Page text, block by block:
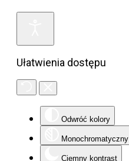
Ułatwienia dostępu
Odwróć kolory
Monochromatyczny
Ciemny kontrast